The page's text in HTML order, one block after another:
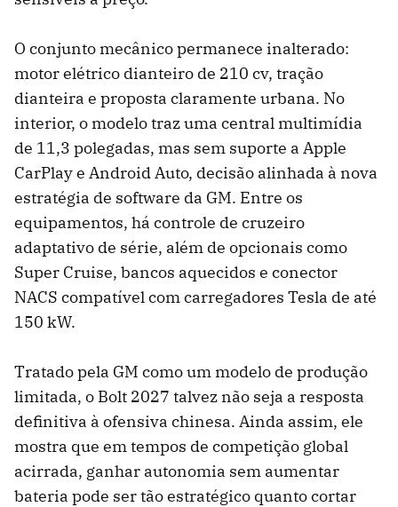
O conjunto mecânico permanece inalterado:
motor elétrico dianteiro de 210 cv, tração
dianteira e proposta claramente urbana. No
interior, o modelo traz uma central multimídia
de 11,3 polegadas, mas sem suporte a Apple
CarPlay e Android Auto, decisão alinhada à nova
estratégia de software da GM. Entre os
equipamentos, há controle de cruzeiro
adaptativo de série, além de opcionais como
Super Cruise, bancos aquecidos e conector
NACS compatível com carregadores Tesla de até
150 kW.
Tratado pela GM como um modelo de produção
limitada, o Bolt 2027 talvez não seja a resposta
definitiva à ofensiva chinesa. Ainda assim, ele
mostra que em tempos de competição global
acirrada, ganhar autonomia sem aumentar
bateria pode ser tão estratégico quanto cortar